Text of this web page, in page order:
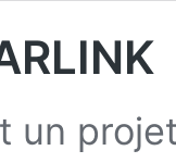
un